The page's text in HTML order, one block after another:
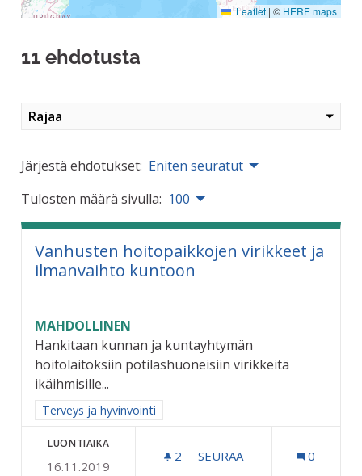
Leaflet | © HERE maps
11 ehdotusta
Rajaa
Järjestä ehdotukset: Eniten seuratut
Tulosten määrä sivulla: 100
Vanhusten hoitopaikkojen virikkeet ja
ilmanvaihto kuntoon
MAHDOLLINEN
Hankitaan kunnan ja kuntayhtymän
hoitolaitoksiin potilashuoneisiin virikkeitä
ikäihmisille...
Rajaa tulokset aihepiirin mukaan: Terveys ja hyvinvointi
Terveys ja hyvinvointi
LUONTIAIKA
16.11.2019
2 2 SEURAAJAA
SEURAA 0